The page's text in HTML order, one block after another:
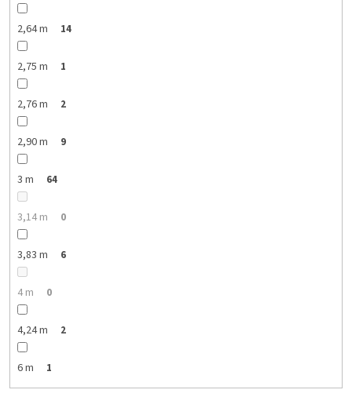
2,64 m 14
2,75 m 1
2,76 m 2
2,90 m 9
3 m 64
3,14 m 0
3,83 m 6
4 m 0
4,24 m 2
6 m 1